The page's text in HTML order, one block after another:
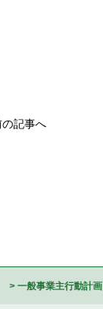
記事へ
一般事業主行動計画